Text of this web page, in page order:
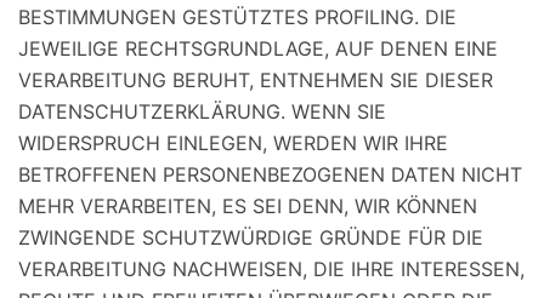
BESTIMMUNGEN GESTÜTZTES PROFILING. DIE
JEWEILIGE RECHTSGRUNDLAGE, AUF DENEN EINE
VERARBEITUNG BERUHT, ENTNEHMEN SIE DIESER
DATENSCHUTZERKLÄRUNG. WENN SIE
WIDERSPRUCH EINLEGEN, WERDEN WIR IHRE
BETROFFENEN PERSONENBEZOGENEN DATEN NICHT
MEHR VERARBEITEN, ES SEI DENN, WIR KÖNNEN
ZWINGENDE SCHUTZWÜRDIGE GRÜNDE FÜR DIE
VERARBEITUNG NACHWEISEN, DIE IHRE INTERESSEN,